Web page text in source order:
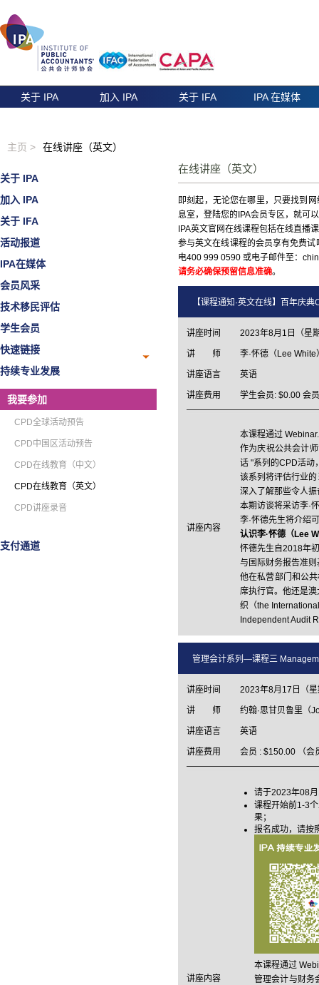
关于 IPA 加入 IPA 关于 IFA IPA 在媒体
主页 > 在线讲座（英文）
关于 IPA
加入 IPA
关于 IFA
活动报道
IPA在媒体
会员风采
技术移民评估
学生会员
快速链接
持续专业发展
我要参加
CPD全球活动预告
CPD中国区活动预告
CPD在线教育（中文）
CPD在线教育（英文）
CPD讲座录音
支付通道
在线讲座（英文）
即刻起，无论您在哪里，只要找到
息室，登陆您的IPA会员专区，就可
IPA英文官网在线课程包括在线直播
参与英文在线课程的会员享有免费
电400 999 0590 或电子邮件至：
请务必确保预留信息准确。
【课程通知·英文在线】百年庆
讲座时间 2023年8月1日（星
讲 师 李·怀德（Lee White
讲座语言 英语
讲座费用 学生会员: $0.00 会
讲座内容
本课程通过
作为庆祝公共会计
话 "系列的CPD活动
该系列将评估行业
深入了解那些令人
本期访谈将采访李·
李·怀德先生将介绍
认识李·怀德（Lee
怀德先生自2018年
与国际财务报告准
他在私营部门和公
席执行官。他还是
织（the
Independent Audit
管理会计系列—课程三
讲座时间 2023年8月17日（
讲 师 约翰·思甘贝鲁里（
讲座语言 英语
讲座费用 会员 : $150.00 （会
讲座内容
请于2023年08
课程开始前1-3
果；
报名成功，请按
本课程通过
管理会计与财务